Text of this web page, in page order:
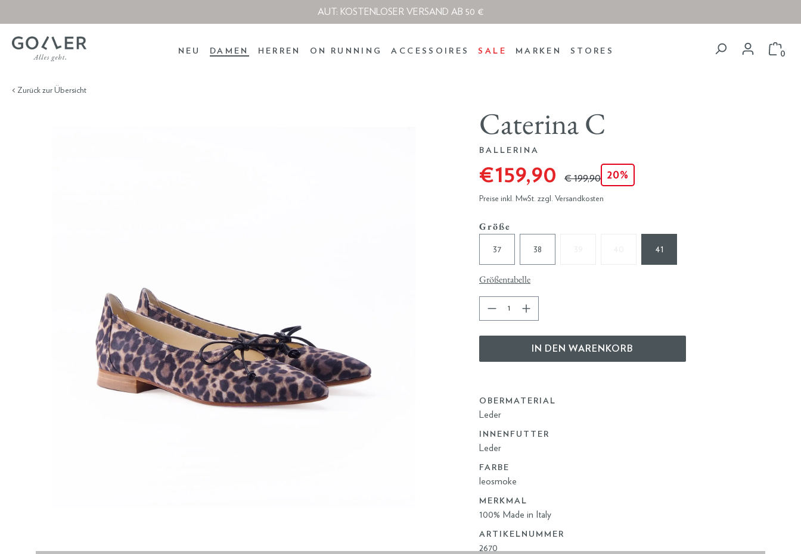
AUT: KOSTENLOSER VERSAND AB 50 €
NEU DAMEN HERREN ON RUNNING ACCESSOIRES SALE MARKEN STORES 0
< Zurück zur Übersicht
Caterina C
BALLERINA
€ 159,90 € 199,90 20%
Preise inkl. MwSt. zzgl. Versandkosten
Größe
37 38 41
Größentabelle
IN DEN WARENKORB
OBERMATERIAL
Leder
INNENFUTTER
Leder
FARBE
leosmoke
MERKMAL
100% Made in Italy
ARTIKELNUMMER
2670